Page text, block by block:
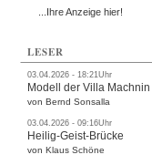
...Ihre Anzeige hier!
LESER
03.04.2026 - 18:21Uhr
Modell der Villa Machnin
von Bernd Sonsalla
03.04.2026 - 09:16Uhr
Heilig-Geist-Brücke
von Klaus Schöne